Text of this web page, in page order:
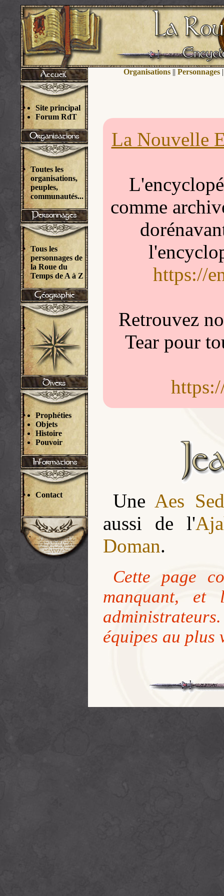
Site principal
Forum RdT
Toutes les
organisations,
peuples,
communautés...
Tous les
personnages de
la Roue du
Temps de A à Z
Prophéties
Objets
Histoire
Pouvoir
Contact
Organisations|| Personnages
La Nouvelle
comme
https://
Retrouvez
Tear pour
Une Aes
aussi de l'
Doman.
Cette page
manquant,
équipes au plus